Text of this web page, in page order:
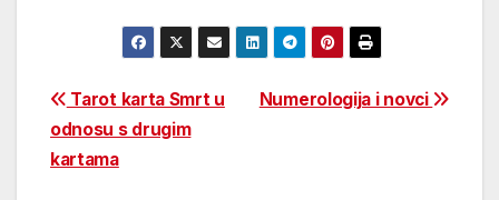
Post
navigation
Numerologija i novci
Tarot karta Smrt u
odnosu s drugim
kartama